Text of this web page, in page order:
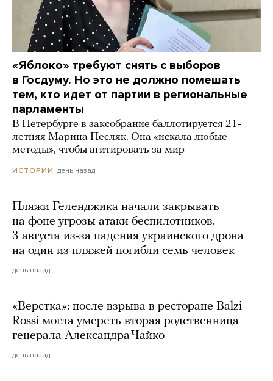
«Яблоко» требуют снять с выборов
в Госдуму. Но это не должно помешать
тем, кто идет от партии в региональные
парламенты
В Петербурге в заксобрание баллотируется 21-
летняя Марина Песляк. Она «искала любые
методы», чтобы агитировать за мир
ИСТОРИИ день назад
Пляжи Геленджика начали закрывать
на фоне угрозы атаки беспилотников.
3 августа из-за падения украинского дрона
на один из пляжей погибли семь человек
день назад
«Верстка»: после взрыва в ресторане Balzi
Rossi могла умереть вторая родственница
генерала Александра Чайко
день назад